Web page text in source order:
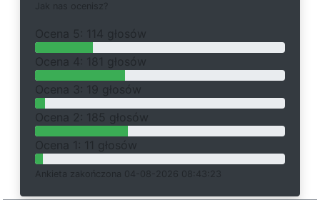
a a
O
a 5: 114 głosów
O
a 4: 181 głosów
O
a 3: 19 głosów
O
a 2: 185 głosów
O
a 1: 11 głosów
Ankieta a a 04-08-2026 08:43:23